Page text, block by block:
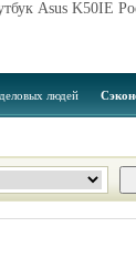
Asus K50IE
людей